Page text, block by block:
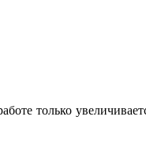
только